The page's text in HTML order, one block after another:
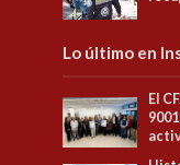
Lo último en
El